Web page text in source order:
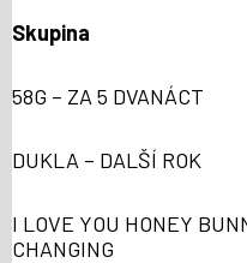
Skupina
58G – ZA 5 DVANÁCT
DUKLA – DALŠÍ ROK
I LOVE YOU HONEY
CHANGING